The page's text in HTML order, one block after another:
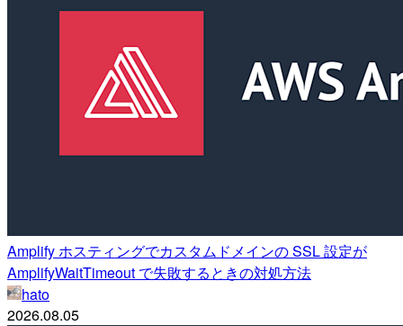
Amplify ホスティングでカスタムドメインの SSL 設定が
AmplifyWaitTimeout で失敗するときの対処方法
hato
2026.08.05